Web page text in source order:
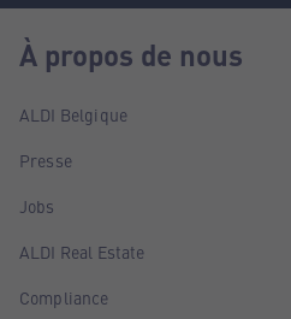
À propos de nous
ALDI Belgique
Presse
Jobs
ALDI Real Estate
Compliance